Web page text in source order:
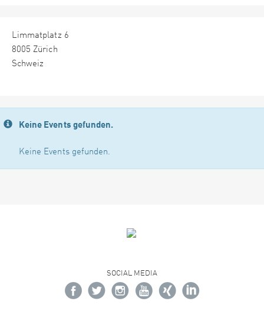
Limmatplatz 6
8005 Zürich
Schweiz
Keine Events gefunden.
Keine Events gefunden.
SOCIAL MEDIA